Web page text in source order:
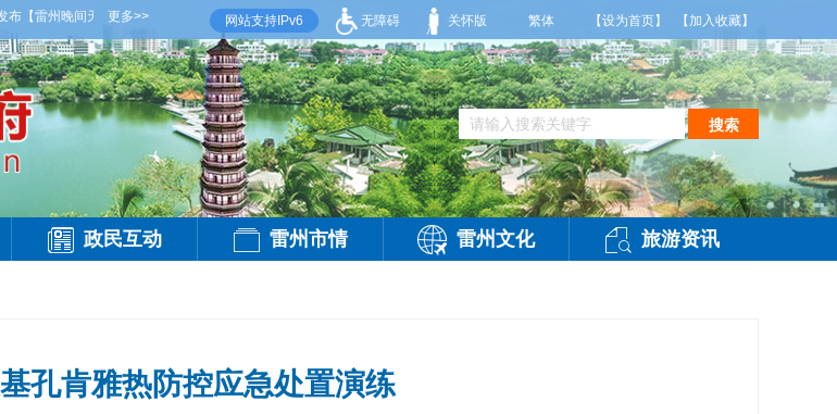
【雷州晚间天气】今晚到明天白天，多云，局部有雷阵雨，偏西风2-3级，气温26到35度，相对湿度70%到95%。雷州市气象台2026年08月07
更多>> 网站支持IPv6 无障碍 关怀版 繁体 【设为首页】 【加入收藏】
搜索
政民互动 雷州市情 雷州文化 旅游资讯
孔肯雅热防控应急处置演练